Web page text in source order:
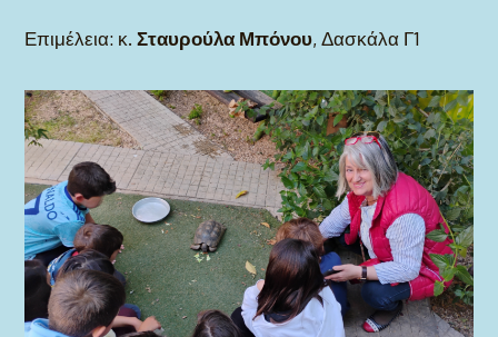
Επιμέλεια: κ.Σταυρούλα Μπόνου, Δασκάλα Γ1